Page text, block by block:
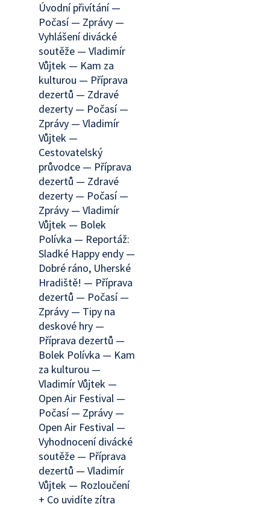
Úvodní přivítání —
Počasí — Zprávy —
Vyhlášení divácké
soutěže — Vladimír
Vůjtek — Kam za
kulturou — Příprava
dezertů — Zdravé
dezerty — Počasí —
Zprávy — Vladimír
Vůjtek —
Cestovatelský
průvodce — Příprava
dezertů — Zdravé
dezerty — Počasí —
Zprávy — Vladimír
Vůjtek — Bolek
Polívka — Reportáž:
Sladké Happy endy —
Dobré ráno, Uherské
Hradiště! — Příprava
dezertů — Počasí —
Zprávy — Tipy na
deskové hry —
Příprava dezertů —
Bolek Polívka — Kam
za kulturou —
Vladimír Vůjtek —
Open Air Festival —
Počasí — Zprávy —
Open Air Festival —
Vyhodnocení divácké
soutěže — Příprava
dezertů — Vladimír
Vůjtek — Rozloučení
+ Co uvidíte zítra